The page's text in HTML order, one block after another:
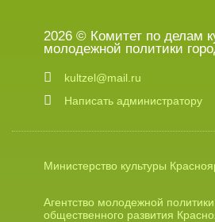
2026 © Комитет по делам
молодежной политики
kultzel@mail.ru
Написать администратору
Министерство культуры
Агентство молодежной
общественного развития